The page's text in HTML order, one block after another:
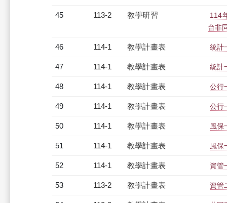
45 113-2 教學研習
114
台非
46 114-1 教學計畫表 統計
47 114-1 教學計畫表 統計
48 114-1 教學計畫表 公行
49 114-1 教學計畫表 公行
50 114-1 教學計畫表 風
51 114-1 教學計畫表 風
52 114-1 教學計畫表 資管
53 113-2 教學計畫表 資管